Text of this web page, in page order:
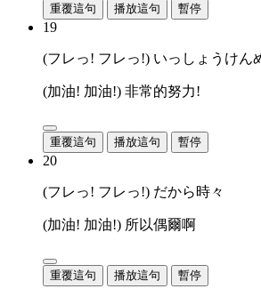
重覆這句 播放這句 暫停
19
(フレっ! フレっ!) いっしょうけん
(加油! 加油!) 非常的努力!
重覆這句 播放這句 暫停
20
(フレっ! フレっ!) だから時々
(加油! 加油!) 所以偶爾啊
重覆這句 播放這句 暫停